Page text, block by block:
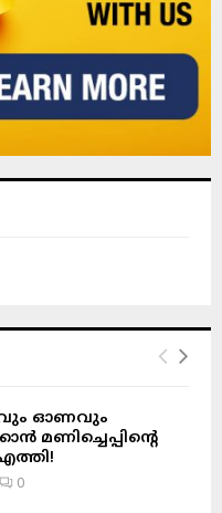
ഓണവും
മണിച്ചെപ്പിന്റെ
0